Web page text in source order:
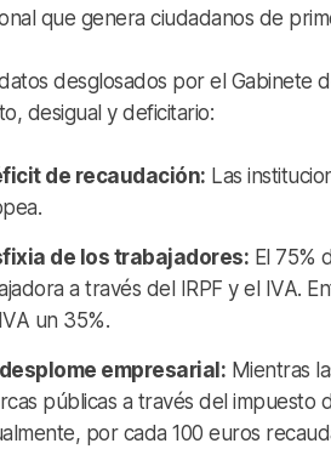
que genera ciudadanos de
desglosados por el Gabinete
desigual y deficitario:
de recaudación: Las
de los trabajadores: El 75%
a través del IRPF y el IVA.
un 35%.
desplome empresarial: Mientras
públicas a través del
por cada 100 euros